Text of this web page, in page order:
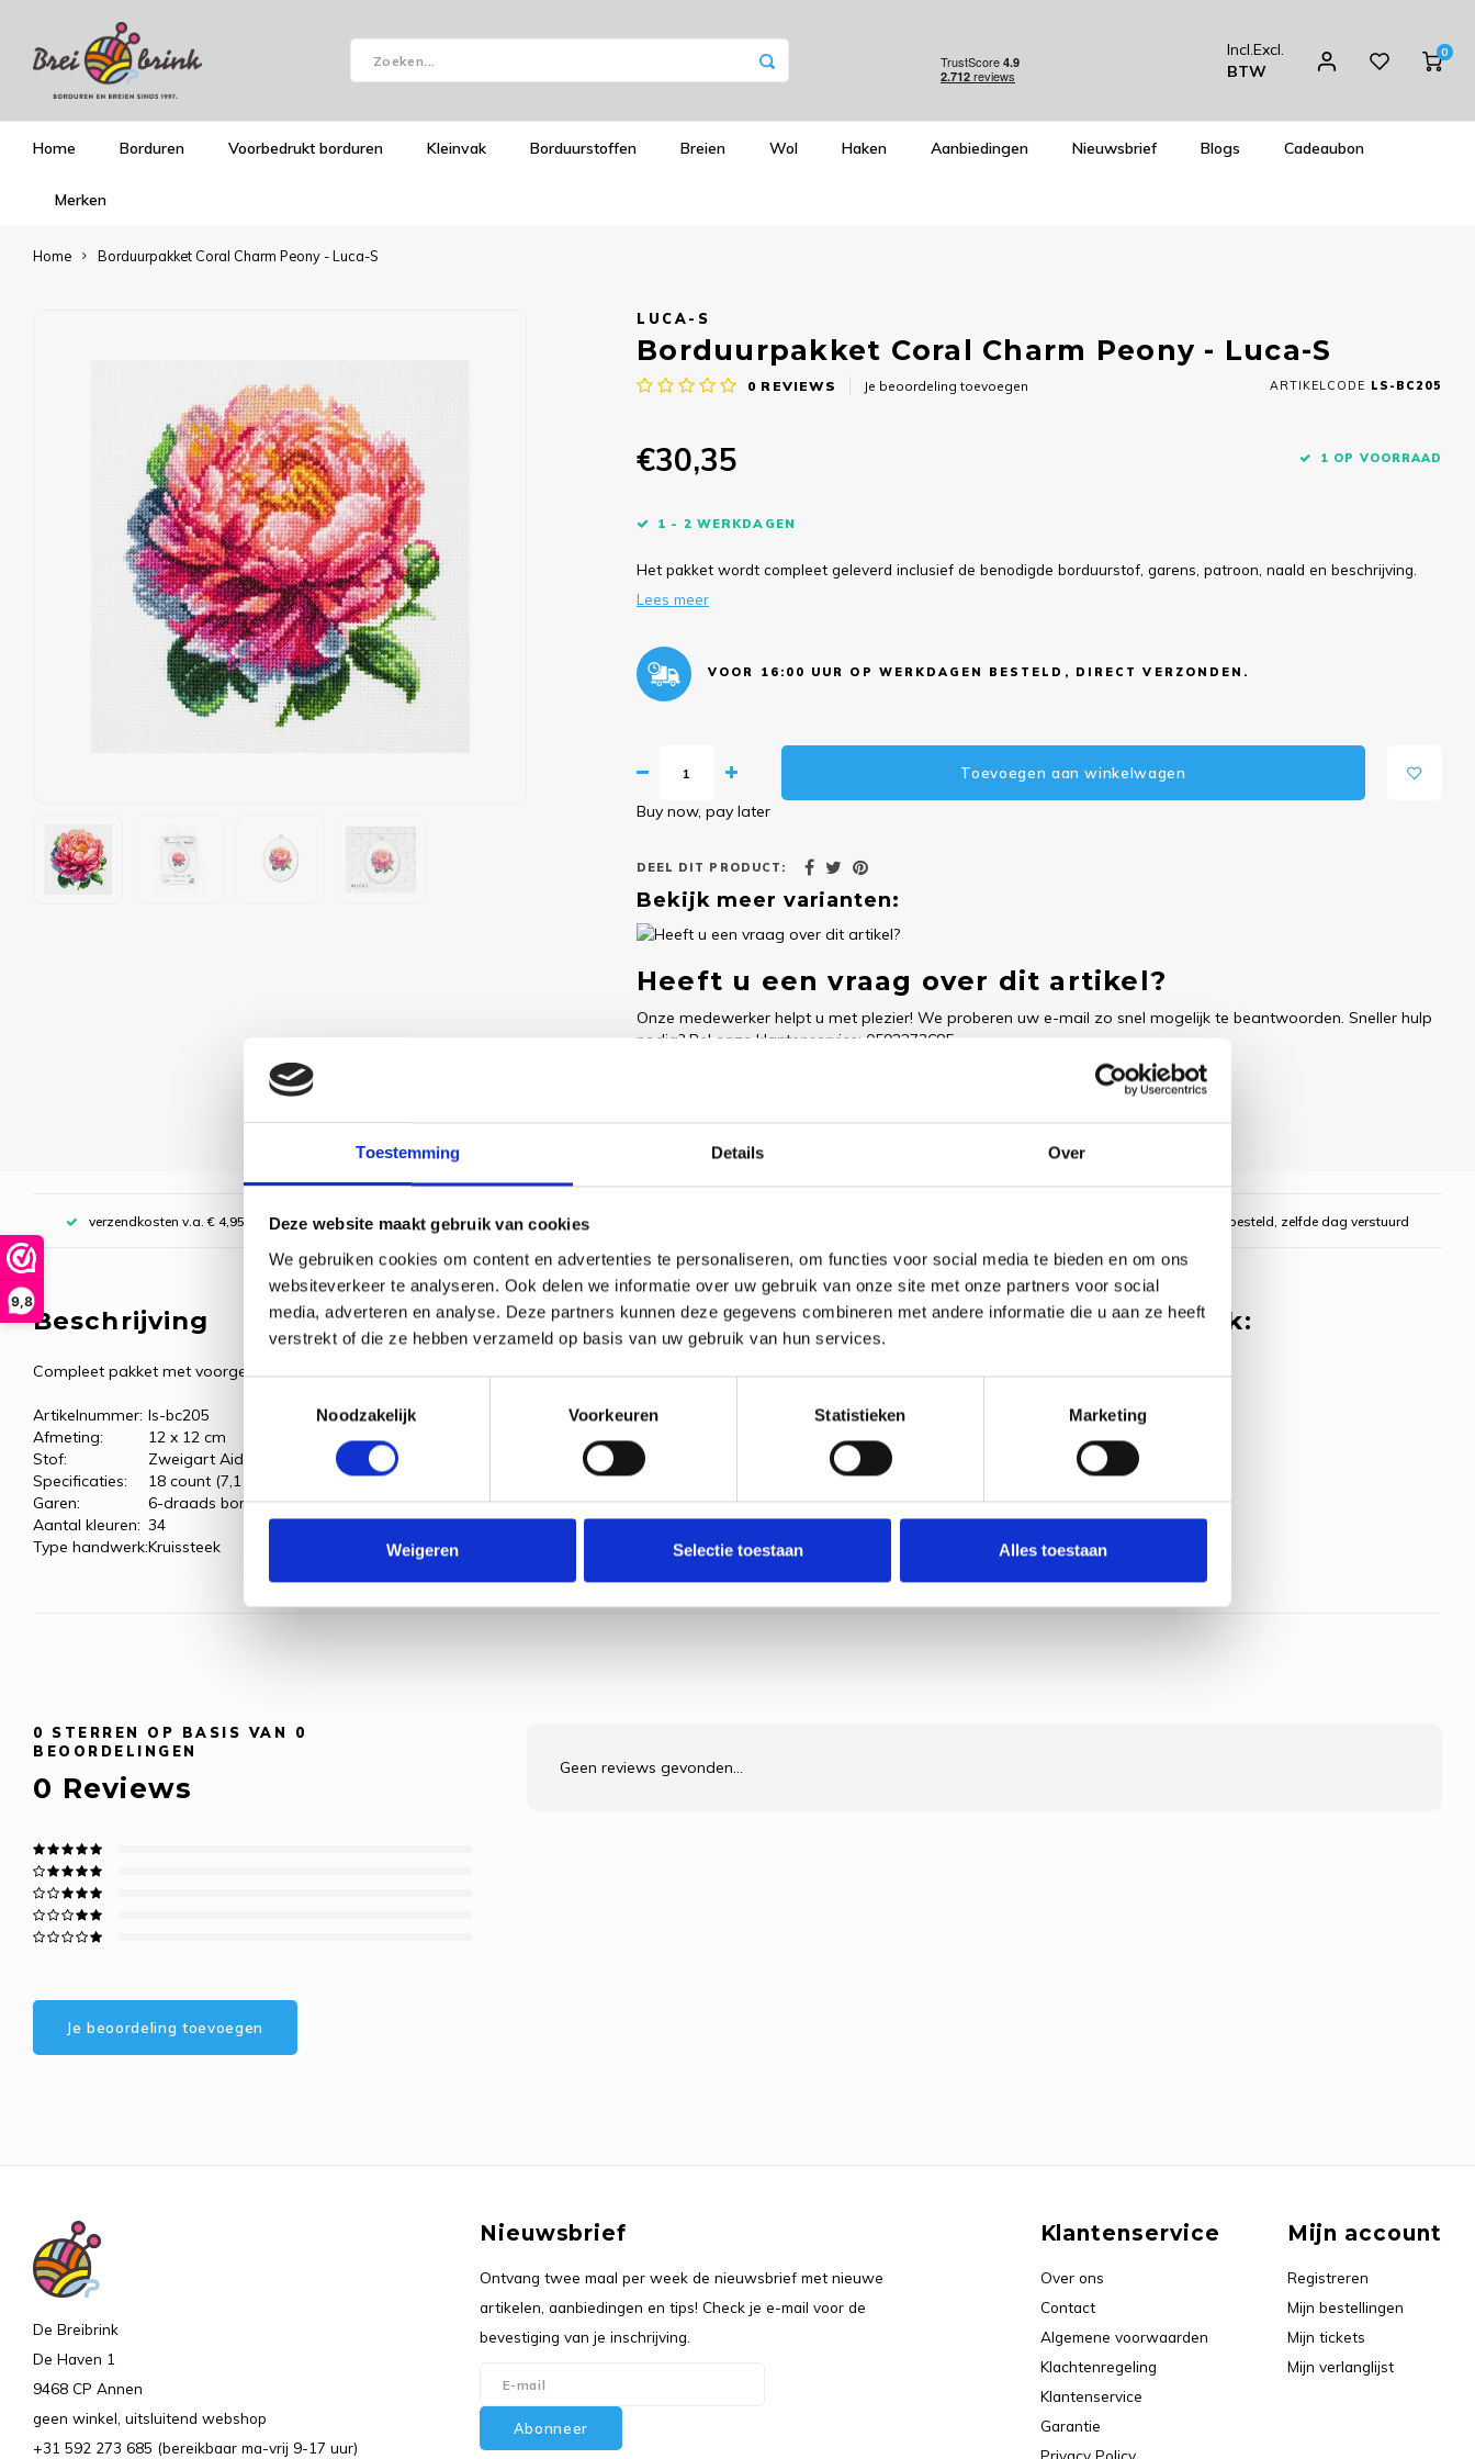
Toestemming Details Over
Deze website maakt gebruik van cookies
We gebruiken cookies om content en advertenties te personaliseren, om functies voor social media te bieden en om ons
websiteverkeer te analyseren. Ook delen we informatie over uw gebruik van onze site met onze partners voor social
media, adverteren en analyse. Deze partners kunnen deze gegevens combineren met andere informatie die u aan ze heeft
verstrekt of die ze hebben verzameld op basis van uw gebruik van hun services.
Noodzakelijk
Voorkeuren Statistieken Marketing
Weigeren Selectie toestaan Alles toestaan
9,8
Incl.Excl.
BTW
0
Home Borduren Voorbedrukt borduren Kleinvak Borduurstoffen Breien Wol Haken Aanbiedingen Nieuwsbrief Blogs Cadeaubon
Merken
Home Borduurpakket Coral Charm Peony - Luca-S
LUCA-S
Borduurpakket Coral Charm Peony - Luca-S
0 REVIEWS Je beoordeling toevoegen ARTIKELCODE LS-BC205
€30,35 1 OP VOORRAAD
1 - 2 WERKDAGEN
Het pakket wordt compleet geleverd inclusief de benodigde borduurstof, garens, patroon, naald en beschrijving.
Lees meer
VOOR 16:00 UUR OP WERKDAGEN BESTELD, DIRECT VERZONDEN.
Toevoegen aan winkelwagen
Buy now, pay later
DEEL DIT PRODUCT:
Bekijk meer varianten:
Heeft u een vraag over dit artikel?
Onze medewerker helpt u met plezier! We proberen uw e-mail zo snel mogelijk te beantwoorden. Sneller hulp
nodig? Bel onze klantenservice: 0592273685.
verzendkosten v.a. € 4,95, boven € 70,00 gratis (NL) Goedgekeurd door Webwinkelkeur Voor 16:00 uur besteld, zelfde dag verstuurd
Beschrijving
Compleet pakket met voorgesorteerde borduurgarens.
Artikelnummer: ls-bc205
Afmeting:
12 x 12 cm
Stof:
Zweigart Aida, wit
Specificaties:
18 count (7,1 kr/cm)
Garen:
6-draads borduurgaren
Aantal kleuren: 34
Type handwerk:Kruissteek
Dit vind je misschien ook leuk:
0 STERREN OP BASIS VAN 0
BEOORDELINGEN
0 Reviews
Je beoordeling toevoegen
Geen reviews gevonden...
De Breibrink
De Haven 1
9468 CP Annen
geen winkel, uitsluitend webshop
+31 592 273 685 (bereikbaar ma-vrij 9-17 uur)
Nieuwsbrief
Ontvang twee maal per week de nieuwsbrief met nieuwe
artikelen, aanbiedingen en tips! Check je e-mail voor de
bevestiging van je inschrijving.
Abonneer
Klantenservice
Over ons
Contact
Algemene voorwaarden
Klachtenregeling
Klantenservice
Garantie
Mijn account
Registreren
Mijn bestellingen
Mijn tickets
Mijn verlanglijst